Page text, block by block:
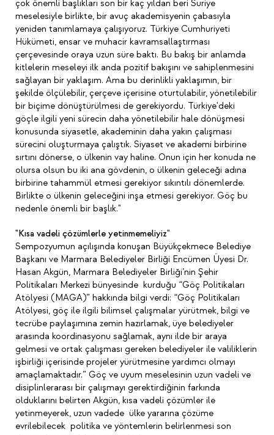
çok önemli başlıkları son bir kaç yıldan beri Suriye
meselesiyle birlikte, bir avuç akademisyenin çabasıyla
yeniden tanımlamaya çalışıyoruz. Türkiye Cumhuriyeti
Hükümeti, ensar ve muhacir kavramsallaştırması
çerçevesinde oraya uzun süre baktı. Bu bakış bir anlamda
kitlelerin meseleyi ilk anda pozitif bakışını ve sahiplenmesini
sağlayan bir yaklaşım. Ama bu derinlikli yaklaşımın, bir
şekilde ölçülebilir, çerçeve içerisine oturtulabilir, yönetilebilir
bir biçime dönüştürülmesi de gerekiyordu. Türkiye'deki
göçle ilgili yeni sürecin daha yönetilebilir hale dönüşmesi
konusunda siyasetle, akademinin daha yakın çalışması
sürecini oluşturmaya çalıştık. Siyaset ve akademi birbirine
sırtını dönerse, o ülkenin vay haline. Onun için her konuda ne
olursa olsun bu iki ana gövdenin, o ülkenin geleceği adına
birbirine tahammül etmesi gerekiyor sıkıntılı dönemlerde.
Birlikte o ülkenin geleceğini inşa etmesi gerekiyor. Göç bu
nedenle önemli bir başlık."
"Kısa vadeli çözümlerle yetinmemeliyiz"
Sempozyumun açılışında konuşan Büyükçekmece Belediye
Başkanı ve Marmara Belediyeler Birliği Encümen Üyesi Dr.
Hasan Akgün, Marmara Belediyeler Birliği’nin Şehir
Politikaları Merkezi bünyesinde kurduğu “Göç Politikaları
Atölyesi (MAGA)” hakkında bilgi verdi: “Göç Politikaları
Atölyesi, göç ile ilgili bilimsel çalışmalar yürütmek, bilgi ve
tecrübe paylaşımına zemin hazırlamak, üye belediyeler
arasında koordinasyonu sağlamak, aynı ilde bir araya
gelmesi ve ortak çalışması gereken belediyeler ile valiliklerin
işbirliği içerisinde projeler yürütmesine yardımcı olmayı
amaçlamaktadır.” Göç ve uyum meselesinin uzun vadeli ve
disiplinlerarası bir çalışmayı gerektirdiğinin farkında
olduklarını belirten Akgün, kısa vadeli çözümler ile
yetinmeyerek, uzun vadede ülke yararına çözüme
evrilebilecek politika ve yöntemlerin belirlenmesi son